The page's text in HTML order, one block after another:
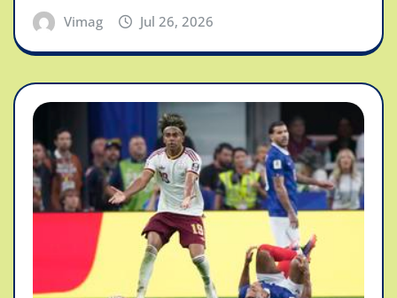
Vimag Jul 26, 2026